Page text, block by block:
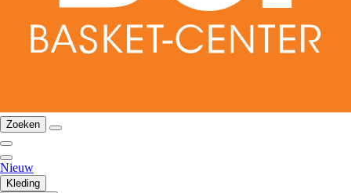
Zoeken
Nieuw
Kleding